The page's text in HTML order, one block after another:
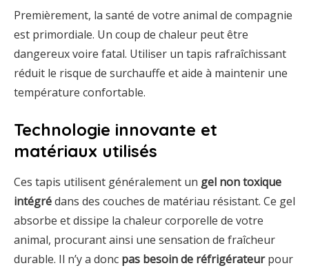
Premièrement, la santé de votre animal de compagnie
est primordiale. Un coup de chaleur peut être
dangereux voire fatal. Utiliser un tapis rafraîchissant
réduit le risque de surchauffe et aide à maintenir une
température confortable.
Technologie innovante et
matériaux utilisés
Ces tapis utilisent généralement un gel non toxique
intégrédans des couches de matériau résistant. Ce gel
absorbe et dissipe la chaleur corporelle de votre
animal, procurant ainsi une sensation de fraîcheur
durable. Il n’y a donc pas besoin de réfrigérateurpour